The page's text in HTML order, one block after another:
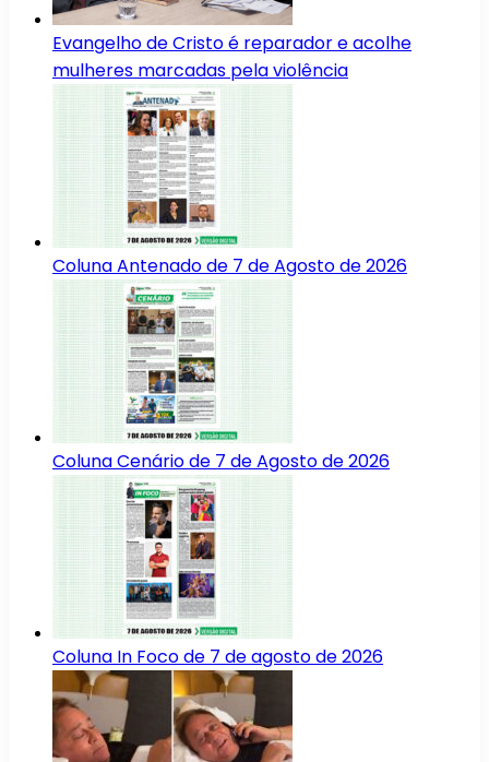
Evangelho de Cristo é reparador e acolhe
mulheres marcadas pela violência
Coluna Antenado de 7 de Agosto de 2026
Coluna Cenário de 7 de Agosto de 2026
Coluna In Foco de 7 de agosto de 2026